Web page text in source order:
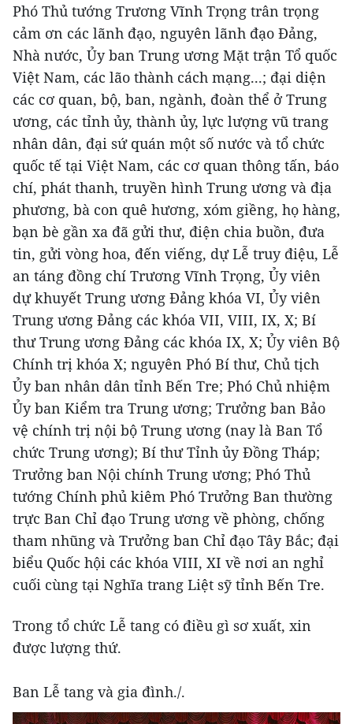
Phó Thủ tướng Trương Vĩnh Trọng trân trọng
cảm ơn các lãnh đạo, nguyên lãnh đạo Đảng,
Nhà nước, Ủy ban Trung ương Mặt trận Tổ quốc
Việt Nam, các lão thành cách mạng...; đại diện
các cơ quan, bộ, ban, ngành, đoàn thể ở Trung
ương, các tỉnh ủy, thành ủy, lực lượng vũ trang
nhân dân, đại sứ quán một số nước và tổ chức
quốc tế tại Việt Nam, các cơ quan thông tấn, báo
chí, phát thanh, truyền hình Trung ương và địa
phương, bà con quê hương, xóm giềng, họ hàng,
bạn bè gần xa đã gửi thư, điện chia buồn, đưa
tin, gửi vòng hoa, đến viếng, dự Lễ truy điệu, Lễ
an táng đồng chí Trương Vĩnh Trọng, Ủy viên
dự khuyết Trung ương Đảng khóa VI, Ủy viên
Trung ương Đảng các khóa VII, VIII, IX, X; Bí
thư Trung ương Đảng các khóa IX, X; Ủy viên Bộ
Chính trị khóa X; nguyên Phó Bí thư, Chủ tịch
Ủy ban nhân dân tỉnh Bến Tre; Phó Chủ nhiệm
Ủy ban Kiểm tra Trung ương; Trưởng ban Bảo
vệ chính trị nội bộ Trung ương (nay là Ban Tổ
chức Trung ương); Bí thư Tỉnh ủy Đồng Tháp;
Trưởng ban Nội chính Trung ương; Phó Thủ
tướng Chính phủ kiêm Phó Trưởng Ban thường
trực Ban Chỉ đạo Trung ương về phòng, chống
tham nhũng và Trưởng ban Chỉ đạo Tây Bắc; đại
biểu Quốc hội các khóa VIII, XI về nơi an nghỉ
cuối cùng tại Nghĩa trang Liệt sỹ tỉnh Bến Tre.
Trong tổ chức Lễ tang có điều gì sơ xuất, xin
được lượng thứ.
Ban Lễ tang và gia đình./.